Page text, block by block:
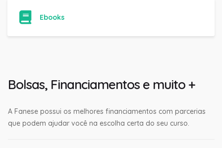
Ebooks
Bolsas, Financiamentos e muito +
A Fanese possui os melhores financiamentos com parcerias
que podem ajudar você na escolha certa do seu curso.